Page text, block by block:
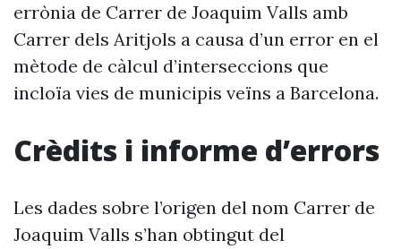
errònia de Carrer de Joaquim Valls amb
Carrer dels Aritjols a causa d’un error en el
mètode de càlcul d’interseccions que
incloïa vies de municipis veïns a Barcelona.
Crèdits i informe d’errors
Les dades sobre l’origen del nom Carrer de
Joaquim Valls s’han obtingut del